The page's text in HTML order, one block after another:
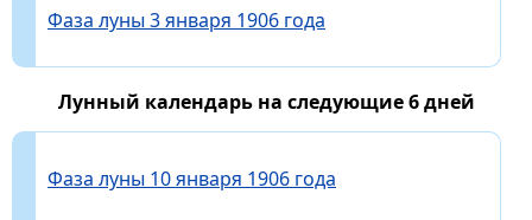
Фаза луны 3 января 1906 года
Лунный календарь на следующие 6 дней
Фаза луны 10 января 1906 года